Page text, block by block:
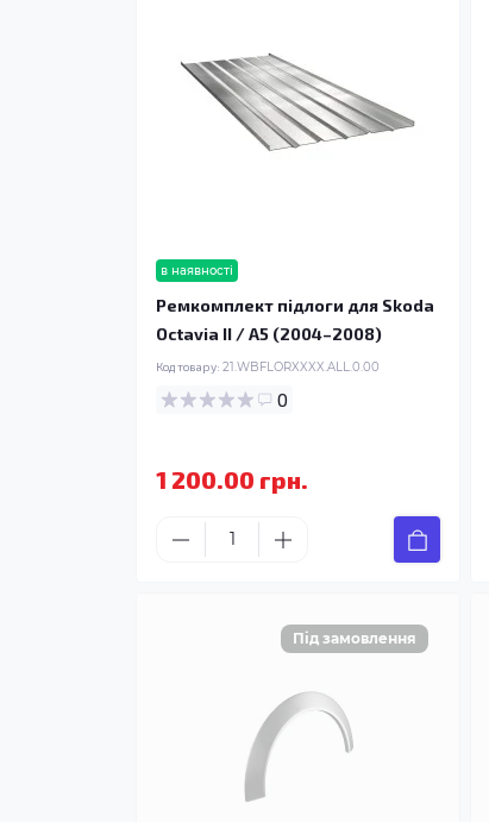
в наявності
Ремкомплект підлоги для Skoda
Octavia II / A5 (2004–2008)
Код товару: 21.WBFLORXXXX.ALL.0.00
0
1 200.00 грн.